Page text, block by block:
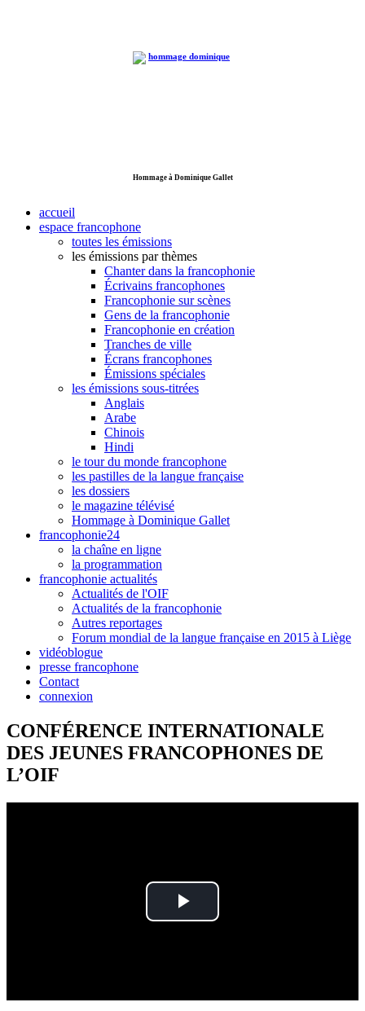
Hommage à Dominique Gallet
accueil
espace francophone
toutes les émissions
les émissions par thèmes
Chanter dans la francophonie
Écrivains francophones
Francophonie sur scènes
Gens de la francophonie
Francophonie en création
Tranches de ville
Écrans francophones
Émissions spéciales
les émissions sous-titrées
Anglais
Arabe
Chinois
Hindi
le tour du monde francophone
les pastilles de la langue française
les dossiers
le magazine télévisé
Hommage à Dominique Gallet
francophonie24
la chaîne en ligne
la programmation
francophonie actualités
Actualités de l'OIF
Actualités de la francophonie
Autres reportages
Forum mondial de la langue française en 2015 à Liège
vidéoblogue
presse francophone
Contact
connexion
CONFÉRENCE INTERNATIONALE
DES JEUNES FRANCOPHONES DE
L’OIF
Play